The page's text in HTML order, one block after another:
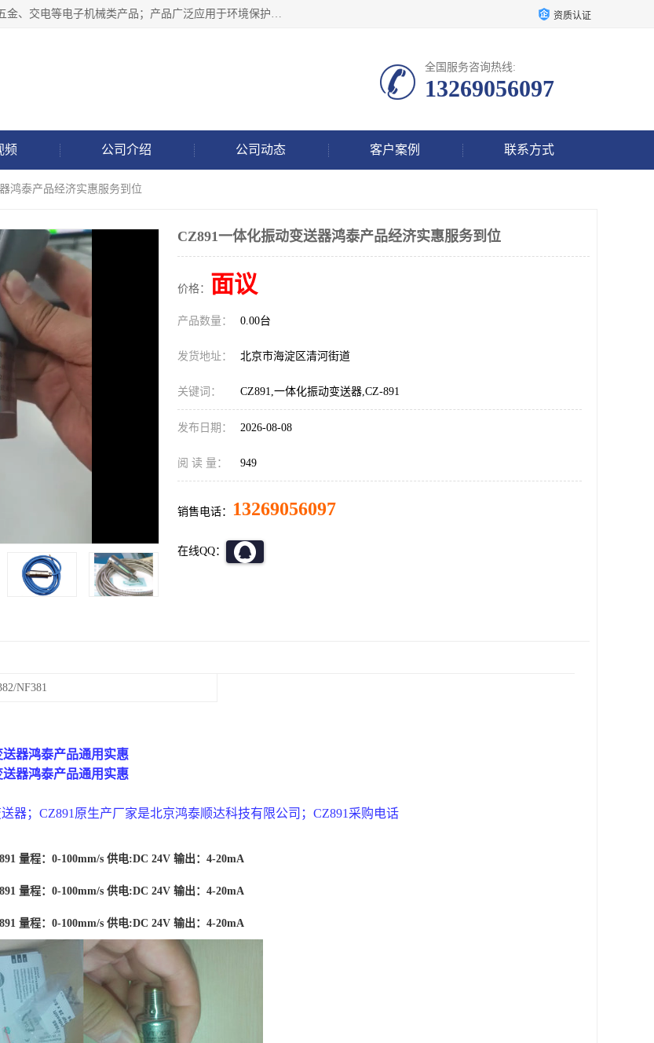
北京鸿泰顺达科技有限公司主要经营电子产品、机械设备、通讯设备、五金、交电等电子机械类产品；产品广泛应用于环境保护、石油化工、电力电子、冶金建筑、煤炭、农业、卫生防疫、教育科研等行业。并成功的与各地环境监测站、污水处理厂、卷烟厂、电厂、高校、科学院所、卫生防疫部门、煤矿、石化厂等用户建立了密切的合作关系。 资质认证
全国服务咨询热线:
13269056097
频 公司介绍 公司动态 客户案例 联系方式
鸿泰产品经济实惠服务到位
CZ891一体化振动变送器鸿泰产品经济实惠服务到位
价格： 面议
产品数量： 0.00台
发货地址： 北京市海淀区清河街道
关键词： CZ891,一体化振动变送器,CZ-891
发布日期： 2026-08-08
阅 读 量： 949
销售电话： 13269056097
在线QQ：
NF381
器鸿泰产品通用实惠
器鸿泰产品通用实惠
器；CZ891原生产厂家是北京鸿泰顺达科技有限公司；CZ891采购电话
量程：0-100mm/s 供电:DC 24V 输出：4-20mA
量程：0-100mm/s 供电:DC 24V 输出：4-20mA
量程：0-100mm/s 供电:DC 24V 输出：4-20mA